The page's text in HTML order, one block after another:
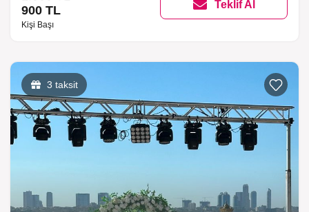
900 TL
Kişi Başı
Teklif Al
3 taksit